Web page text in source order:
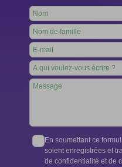
Leave
this
field
blank
En soumettant ce
soient enregistrées et
de confidentialité et de